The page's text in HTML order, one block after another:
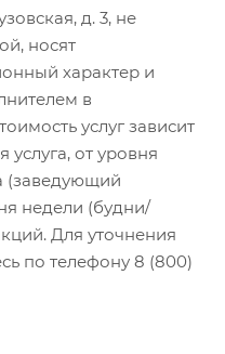
д. 3, не
носят
характер и
в
услуг зависит
услуга, от уровня
(заведующий
недели (будни/
Для уточнения
по телефону 8 (800)